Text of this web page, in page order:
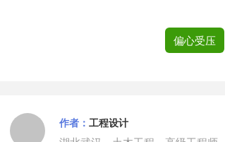
偏心受压
作者： 工程设计